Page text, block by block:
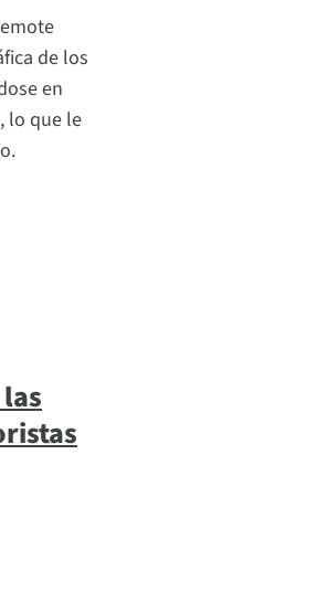
de los
en
lo que le